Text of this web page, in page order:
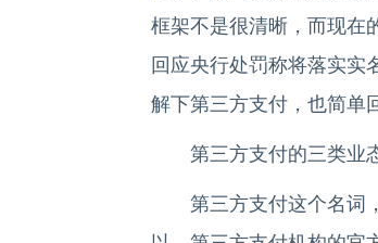
框架不是很清晰，而现在
回应央行处罚称将落实
解下第三方支付，也简单
第三方支付的三类业
第三方支付这个名词，